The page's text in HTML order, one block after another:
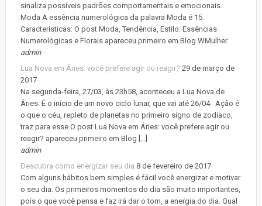
sinaliza possíveis padrões comportamentais e emocionais.
Moda A essência numerológica da palavra Moda é 15.
Características: O post Moda, Tendência, Estilo: Essências
Numerológicas e Florais apareceu primeiro em Blog WMulher.
admin
Lua Nova em Áries: você prefere agir ou reagir? 29 de março de
2017
Na segunda-feira, 27/03, às 23h58, aconteceu a Lua Nova de
Áries. É o início de um novo ciclo lunar, que vai até 26/04. Ação é
o que o céu, repleto de planetas no primeiro signo de zodíaco,
traz para esse O post Lua Nova em Áries: você prefere agir ou
reagir? apareceu primeiro em Blog […]
admin
Descubra como energizar seu dia 8 de fevereiro de 2017
Com alguns hábitos bem simples é fácil você energizar e motivar
o seu dia. Os primeiros momentos do dia são muito importantes,
pois o que você pensa e faz irá dar o tom, a energia do dia. Qual